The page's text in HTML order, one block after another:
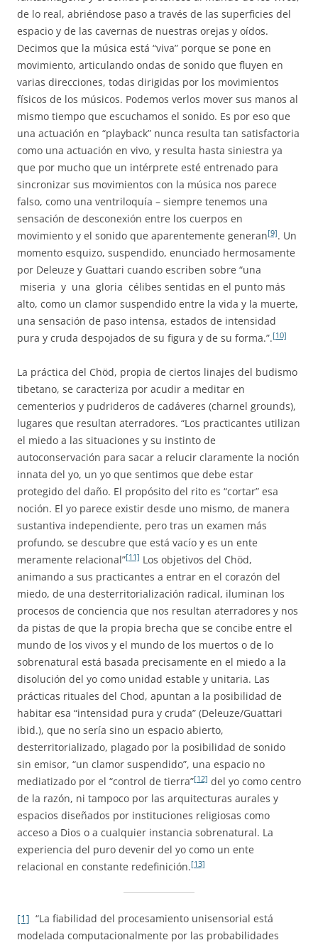
de lo real, abriéndose paso a través de las superficies del
espacio y de las cavernas de nuestras orejas y oídos.
Decimos que la música está “viva” porque se pone en
movimiento, articulando ondas de sonido que fluyen en
varias direcciones, todas dirigidas por los movimientos
físicos de los músicos. Podemos verlos mover sus manos al
mismo tiempo que escuchamos el sonido. Es por eso que
una actuación en “playback” nunca resulta tan satisfactoria
como una actuación en vivo, y resulta hasta siniestra ya
que por mucho que un intérprete esté entrenado para
sincronizar sus movimientos con la música nos parece
falso, como una ventriloquía – siempre tenemos una
sensación de desconexión entre los cuerpos en
movimiento y el sonido que aparentemente generan[9]. Un
momento esquizo, suspendido, enunciado hermosamente
por Deleuze y Guattari cuando escriben sobre “una
miseria y una gloria célibes sentidas en el punto más
alto, como un clamor suspendido entre la vida y la muerte,
una sensación de paso intensa, estados de intensidad
pura y cruda despojados de su figura y de su forma.”.[10]
La práctica del Chöd, propia de ciertos linajes del budismo
tibetano, se caracteriza por acudir a meditar en
cementerios y pudrideros de cadáveres (charnel grounds),
lugares que resultan aterradores. “Los practicantes utilizan
el miedo a las situaciones y su instinto de
autoconservación para sacar a relucir claramente la noción
innata del yo, un yo que sentimos que debe estar
protegido del daño. El propósito del rito es “cortar” esa
noción. El yo parece existir desde uno mismo, de manera
sustantiva independiente, pero tras un examen más
profundo, se descubre que está vacío y es un ente
meramente relacional”[11] Los objetivos del Chöd,
animando a sus practicantes a entrar en el corazón del
miedo, de una desterritorialización radical, iluminan los
procesos de conciencia que nos resultan aterradores y nos
da pistas de que la propia brecha que se concibe entre el
mundo de los vivos y el mundo de los muertos o de lo
sobrenatural está basada precisamente en el miedo a la
disolución del yo como unidad estable y unitaria. Las
prácticas rituales del Chod, apuntan a la posibilidad de
habitar esa “intensidad pura y cruda” (Deleuze/Guattari
ibid.), que no sería sino un espacio abierto,
desterritorializado, plagado por la posibilidad de sonido
sin emisor, “un clamor suspendido”, una espacio no
mediatizado por el “control de tierra”[12] del yo como centro
de la razón, ni tampoco por las arquitecturas aurales y
espacios diseñados por instituciones religiosas como
acceso a Dios o a cualquier instancia sobrenatural. La
experiencia del puro devenir del yo como un ente
relacional en constante redefinición.[13]
[1] “La fiabilidad del procesamiento unisensorial está
modelada computacionalmente por las probabilidades